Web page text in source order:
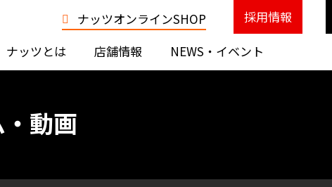
ナッツとは 店舗情報 NEWS・イベント
ナッツオンラインSHOP 採用情報
動画